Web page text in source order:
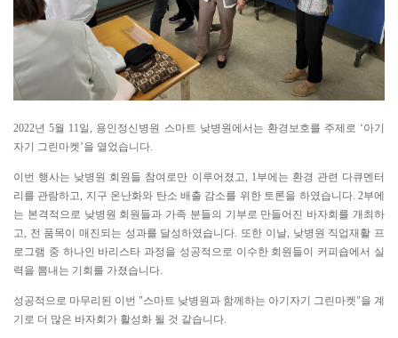
2022년 5월 11일, 용인정신병원 스마트 낮병원에서는 환경보호를 주제로 ‘아기
자기 그린마켓’을 열었습니다.
이번 행사는 낮병원 회원들 참여로만 이루어졌고, 1부에는 환경 관련 다큐멘터
리를 관람하고, 지구 온난화와 탄소 배출 감소를 위한 토론을 하였습니다. 2부에
는 본격적으로 낮병원 회원들과 가족 분들의 기부로 만들어진 바자회를 개최하
고, 전 품목이 매진되는 성과를 달성하였습니다. 또한 이날, 낮병원 직업재활 프
로그램 중 하나인 바리스타 과정을 성공적으로 이수한 회원들이 커피숍에서 실
력을 뽐내는 기회를 가졌습니다.
성공적으로 마무리된 이번 "스마트 낮병원과 함께하는 아기자기 그린마켓"을 계
기로 더 많은 바자회가 활성화 될 것 같습니다.